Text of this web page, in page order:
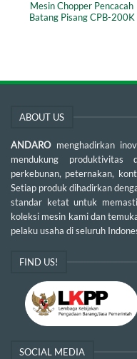
Mesin Chopper Pencacah
Batang Pisang CPB-200K
ABOUT US
ANDARO menghadirkan
mendukung
perkebunan, peternakan,
Setiap produk dihadirkan
standar ketat untuk
koleksi mesin kami dan
pelaku usaha di seluruh
FIND US!
SOCIAL MEDIA